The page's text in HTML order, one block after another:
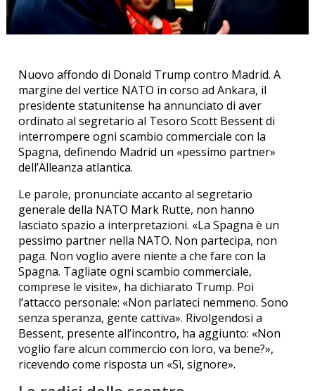
Nuovo affondo di Donald Trump contro Madrid. A
margine del vertice NATO in corso ad Ankara, il
presidente statunitense ha annunciato di aver
ordinato al segretario al Tesoro Scott Bessent di
interrompere ogni scambio commerciale con la
Spagna, definendo Madrid un «pessimo partner»
dell’Alleanza atlantica.
Le parole, pronunciate accanto al segretario
generale della NATO Mark Rutte, non hanno
lasciato spazio a interpretazioni. «La Spagna è un
pessimo partner nella NATO. Non partecipa, non
paga. Non voglio avere niente a che fare con la
Spagna. Tagliate ogni scambio commerciale,
comprese le visite», ha dichiarato Trump. Poi
l’attacco personale: «Non parlateci nemmeno. Sono
senza speranza, gente cattiva». Rivolgendosi a
Bessent, presente all’incontro, ha aggiunto: «Non
voglio fare alcun commercio con loro, va bene?»,
ricevendo come risposta un «Sì, signore».